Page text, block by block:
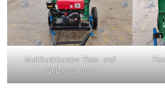
Multifunktionaler Reis- und
Weizensäumer